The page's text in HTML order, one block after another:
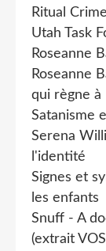
Ritual
Utah Task
Roseanne
Roseanne
qui règne à
Satanisme
Serena
l'identité
Signes et
les enfants
Snuff - A
(extrait